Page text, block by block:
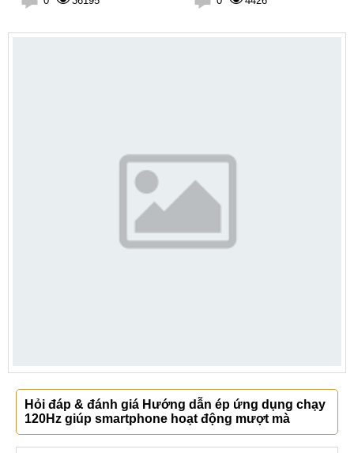
Hỏi đáp & đánh giá Hướng dẫn ép ứng dụng chạy
120Hz giúp smartphone hoạt động mượt mà